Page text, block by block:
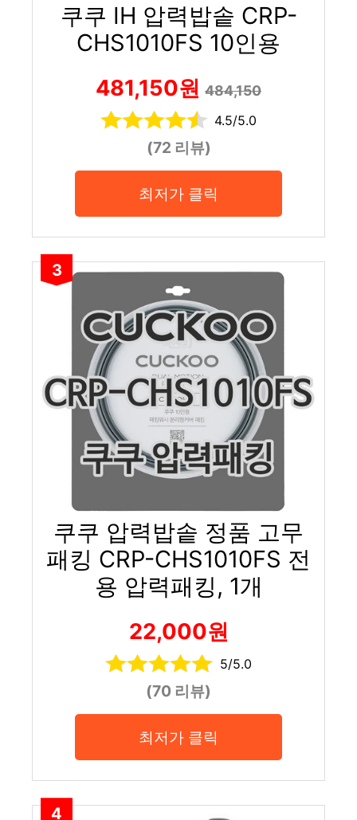
쿠쿠 IH 압력밥솥 CRP-
CHS1010FS 10인용
481,150원 484,150
4.5/5.0
(72 리뷰)
최저가 클릭
3
쿠쿠 압력밥솥 정품 고무
패킹 CRP-CHS1010FS 전
용 압력패킹, 1개
22,000원
5/5.0
(70 리뷰)
최저가 클릭
4